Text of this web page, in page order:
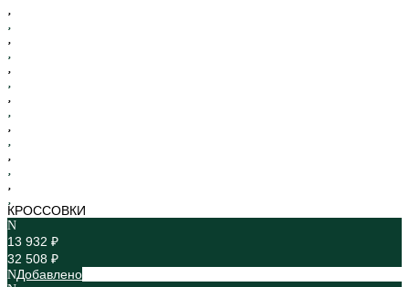
КРОССОВКИ
13 932 ₽
32 508 ₽
Добавлено